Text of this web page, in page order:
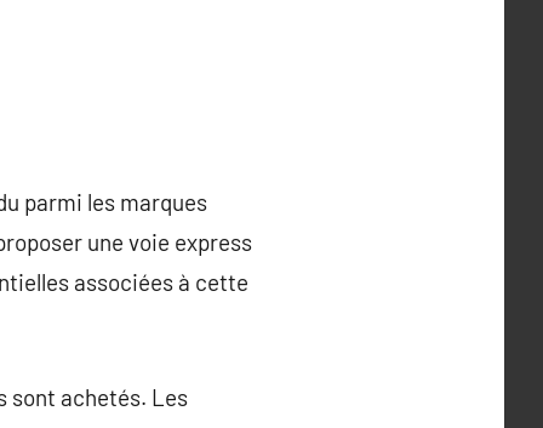
parmi les marques
une voie express
associées à cette
sont achetés. Les